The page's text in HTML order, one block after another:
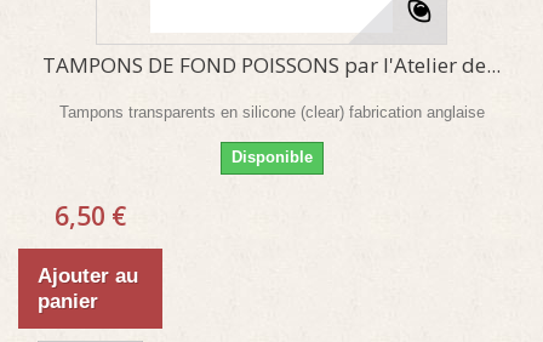
TAMPONS DE FOND POISSONS par l'Atelier de...
Tampons transparents en silicone (clear) fabrication anglaise
Disponible
6,50 €
Ajouter au
panier